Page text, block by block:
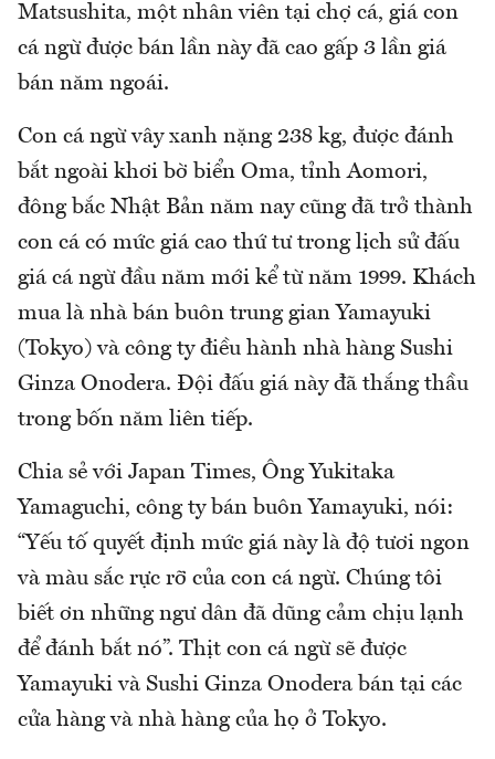
Matsushita, một nhân viên tại chợ cá, giá con
cá ngừ được bán lần này đã cao gấp 3 lần giá
bán năm ngoái.
Con cá ngừ vây xanh nặng 238 kg, được đánh
bắt ngoài khơi bờ biển Oma, tỉnh Aomori,
đông bắc Nhật Bản năm nay cũng đã trở thành
con cá có mức giá cao thứ tư trong lịch sử đấu
giá cá ngừ đầu năm mới kể từ năm 1999. Khách
mua là nhà bán buôn trung gian Yamayuki
(Tokyo) và công ty điều hành nhà hàng Sushi
Ginza Onodera. Đội đấu giá này đã thắng thầu
trong bốn năm liên tiếp.
Chia sẻ với Japan Times, Ông Yukitaka
Yamaguchi, công ty bán buôn Yamayuki, nói:
“Yếu tố quyết định mức giá này là độ tươi ngon
và màu sắc rực rỡ của con cá ngừ. Chúng tôi
biết ơn những ngư dân đã dũng cảm chịu lạnh
để đánh bắt nó”. Thịt con cá ngừ sẽ được
Yamayuki và Sushi Ginza Onodera bán tại các
cửa hàng và nhà hàng của họ ở Tokyo.